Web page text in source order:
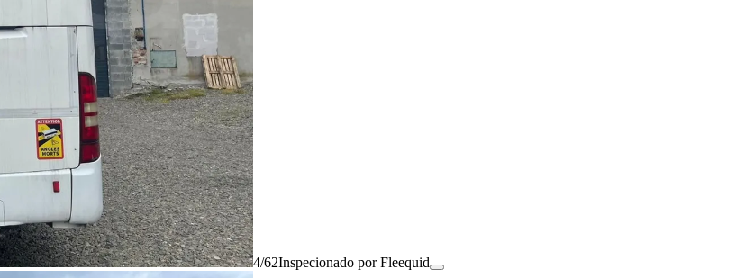
4/62Inspecionado por Fleequid